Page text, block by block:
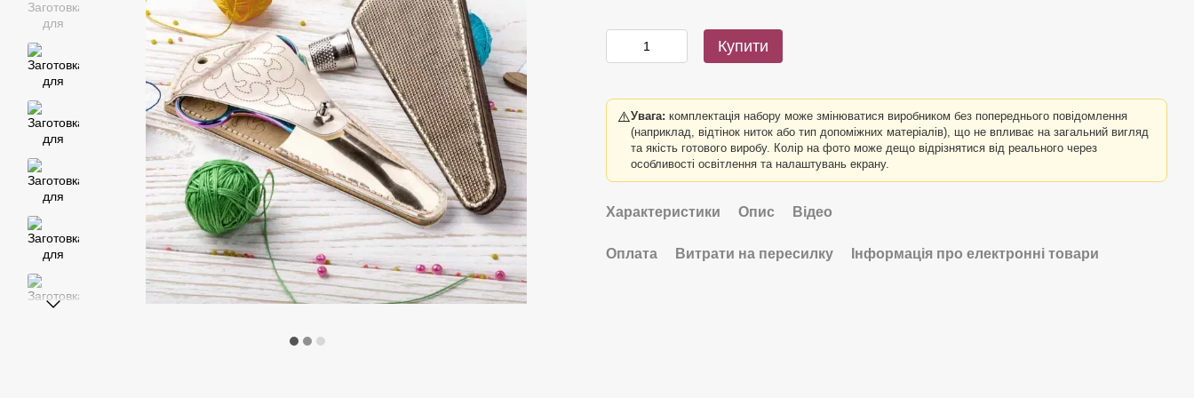
Купити
⚠️Увага: комплектація набору може змінюватися виробником без попереднього повідомлення
(наприклад, відтінок ниток або тип допоміжних матеріалів), що не впливає на загальний вигляд
та якість готового виробу. Колір на фото може дещо відрізнятися від реального через
особливості освітлення та налаштувань екрану.
Характеристики Опис Відео
Оплата Витрати на пересилку Інформація про електронні товари